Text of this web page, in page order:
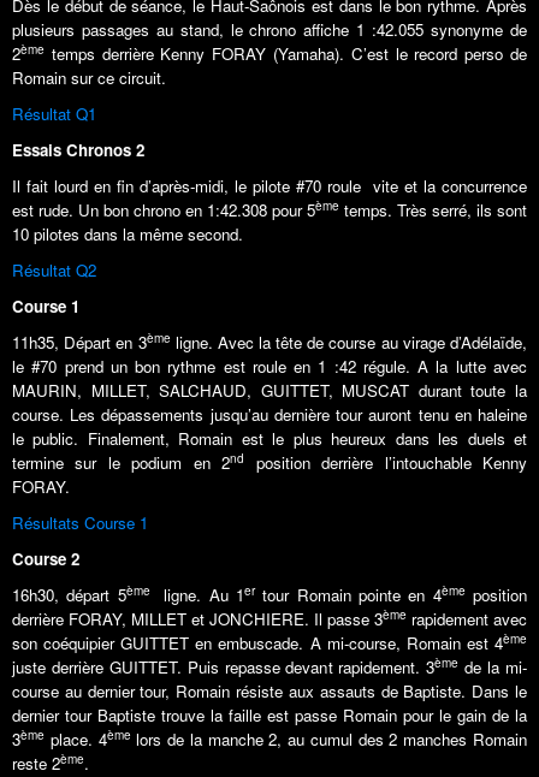
Dès le début de séance, le Haut-Saônois est dans le bon rythme. Après
plusieurs passages au stand, le chrono affiche 1 :42.055 synonyme de
2ème temps derrière Kenny FORAY (Yamaha). C’est le record perso de
Romain sur ce circuit.
Résultat Q1
Essais Chronos 2
Il fait lourd en fin d’après-midi, le pilote #70 roule vite et la concurrence
est rude. Un bon chrono en 1:42.308 pour 5ème temps. Très serré, ils sont
10 pilotes dans la même second.
Résultat Q2
Course 1
11h35, Départ en 3èmeligne. Avec la tête de course au virage d’Adélaïde,
le #70 prend un bon rythme est roule en 1 :42 régule. A la lutte avec
MAURIN, MILLET, SALCHAUD, GUITTET, MUSCAT durant toute la
course. Les dépassements jusqu’au dernière tour auront tenu en haleine
le public. Finalement, Romain est le plus heureux dans les duels et
termine sur le podium en 2nd
position derrière l’intouchable Kenny
FORAY.
Résultats Course 1
Course 2
16h30, départ 5ème ligne. Au 1ertour Romain pointe en 4èmeposition
derrière FORAY, MILLET et JONCHIERE. Il passe 3ème rapidement avec
son coéquipier GUITTET en embuscade. A mi-course, Romain est 4ème
juste derrière GUITTET. Puis repasse devant rapidement. 3ème de la mi-
course au dernier tour, Romain résiste aux assauts de Baptiste. Dans le
dernier tour Baptiste trouve la faille est passe Romain pour le gain de la
3ème place. 4èmelors de la manche 2, au cumul des 2 manches Romain
reste 2ème.